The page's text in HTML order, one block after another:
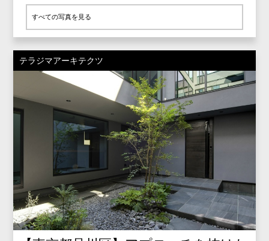
すべての写真を見る
テラジマアーキテクツ